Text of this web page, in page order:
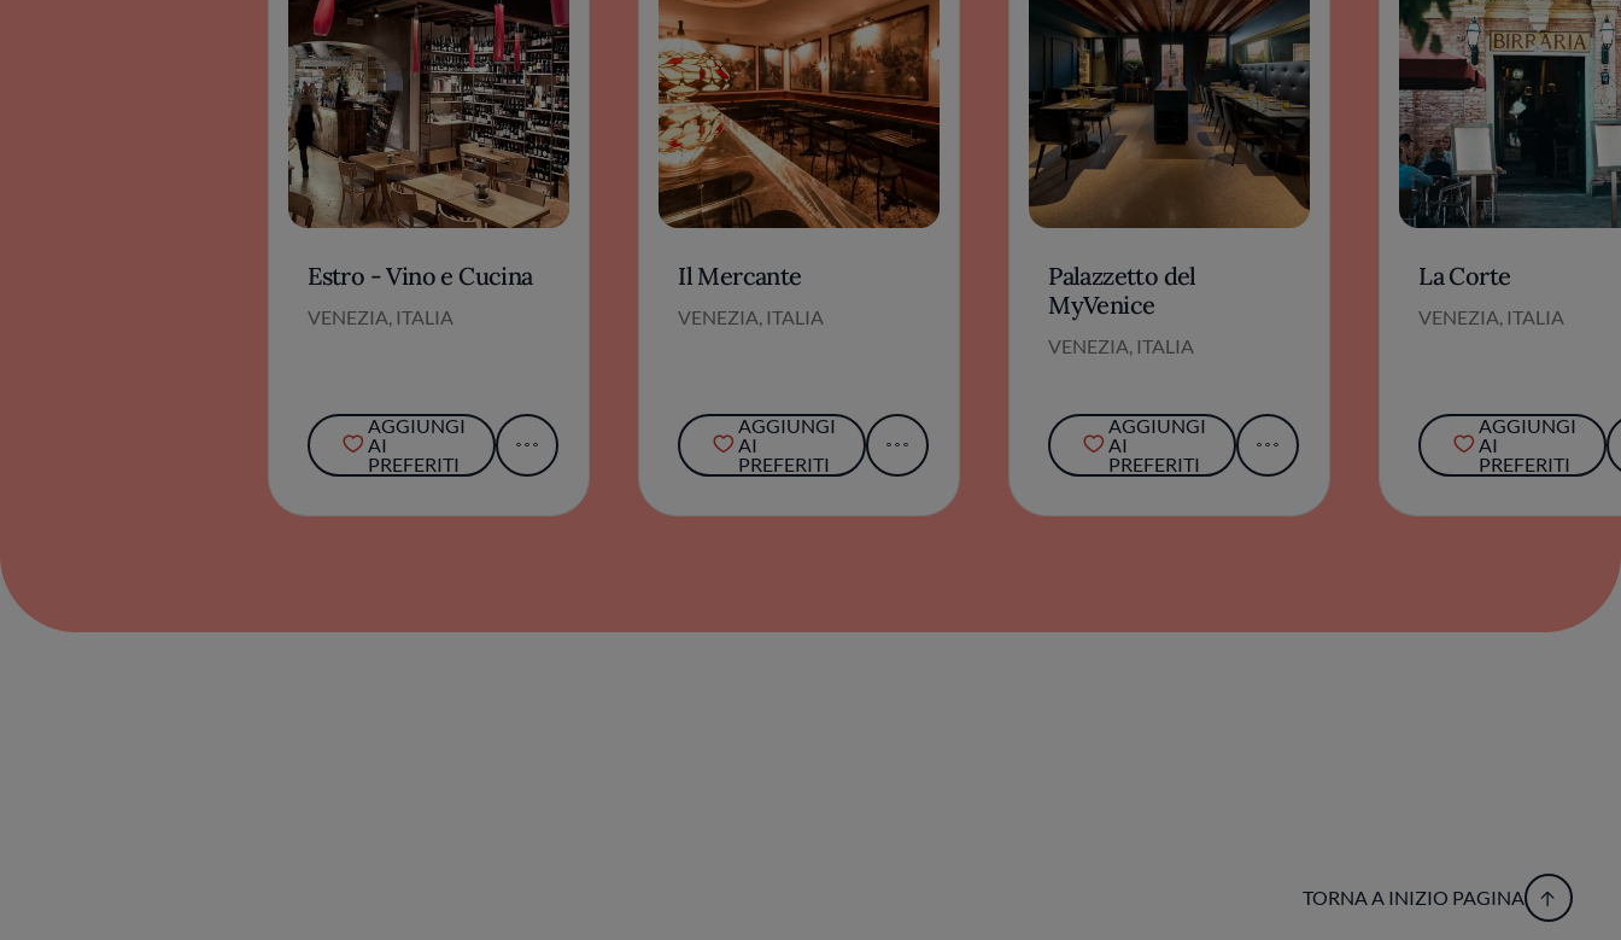
Estro - Vino e Cucina
VENEZIA, ITALIA
AGGIUNGI
AI
PREFERITI
Il Mercante
VENEZIA, ITALIA
AGGIUNGI
AI
PREFERITI
Palazzetto del
MyVenice
VENEZIA, ITALIA
AGGIUNGI
AI
PREFERITI
La Corte
VENEZIA, ITALIA
AGGIUNGI
AI
PREFERITI
TORNA A INIZIO PAGINA